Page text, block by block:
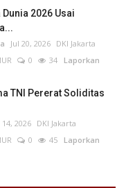
2026 Usai
Jul 20, 2026 DKI Jakarta
0 34 Laporkan
TNI Pererat Soliditas
14, 2026
DKI Jakarta
0 45 Laporkan